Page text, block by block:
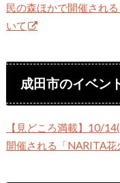
民の森ほかで開催され
いて
成田市のイベン
【見どころ満載】10/
開催される「NARITA花